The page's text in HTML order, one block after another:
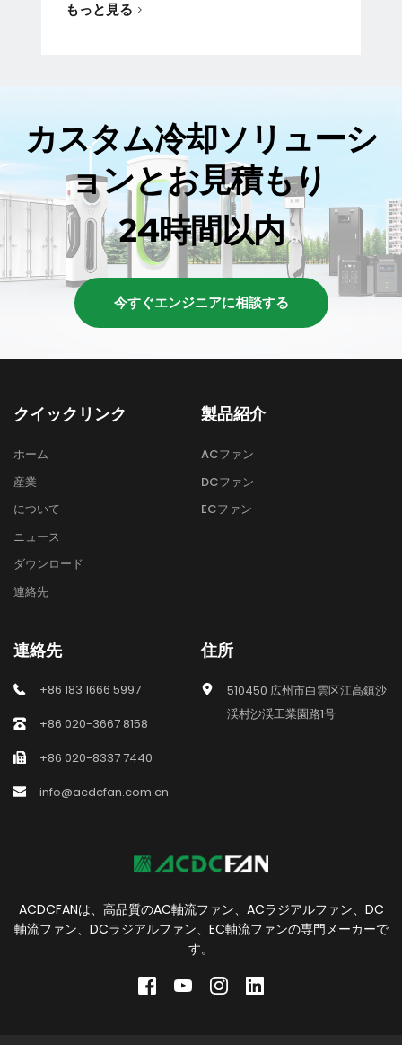
もっと見る
カスタム冷却ソリューシ
ョンとお見積もり
24時間以内
今すぐエンジニアに相談する
クイックリンク
ホーム
産業
について
ニュース
ダウンロード
連絡先
製品紹介
ACファン
DCファン
ECファン
連絡先
+86 183 1666 5997
+86 020-3667 8158
+86 020-8337 7440
info@acdcfan.com.cn
住所
510450 広州市白雲区江高鎮沙
渓村沙渓工業園路1号
ACDCFANは、高品質のAC軸流ファン、ACラジアルファン、DC
軸流ファン、DCラジアルファン、EC軸流ファンの専門メーカーで
す。